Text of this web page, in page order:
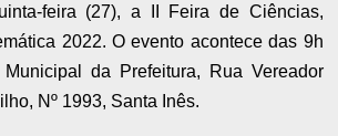
feira (27), a II Feira de Ciências,
2022. O evento acontece das 9h
da Prefeitura, Rua Vereador
Nº 1993, Santa Inês.